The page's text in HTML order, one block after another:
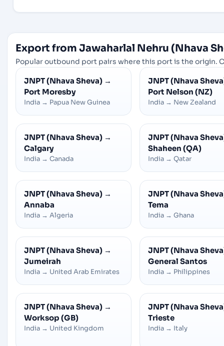
Export from Jawaharlal Nehru (Nhava
Popular outbound port pairs where this port is the origin.
JNPT (Nhava Sheva) →
Port Moresby
India → Papua New Guinea
JNPT (Nhava
Port Nelson (NZ)
India → New Zealand
JNPT (Nhava Sheva) →
Calgary
India → Canada
JNPT (Nhava
Shaheen (QA)
India → Qatar
JNPT (Nhava Sheva) →
Annaba
India → Algeria
JNPT (Nhava
Tema
India → Ghana
JNPT (Nhava Sheva) →
Jumeirah
India → United Arab Emirates
JNPT (Nhava
General Santos
India → Philippines
JNPT (Nhava Sheva) →
Worksop (GB)
India → United Kingdom
JNPT (Nhava
Trieste
India → Italy